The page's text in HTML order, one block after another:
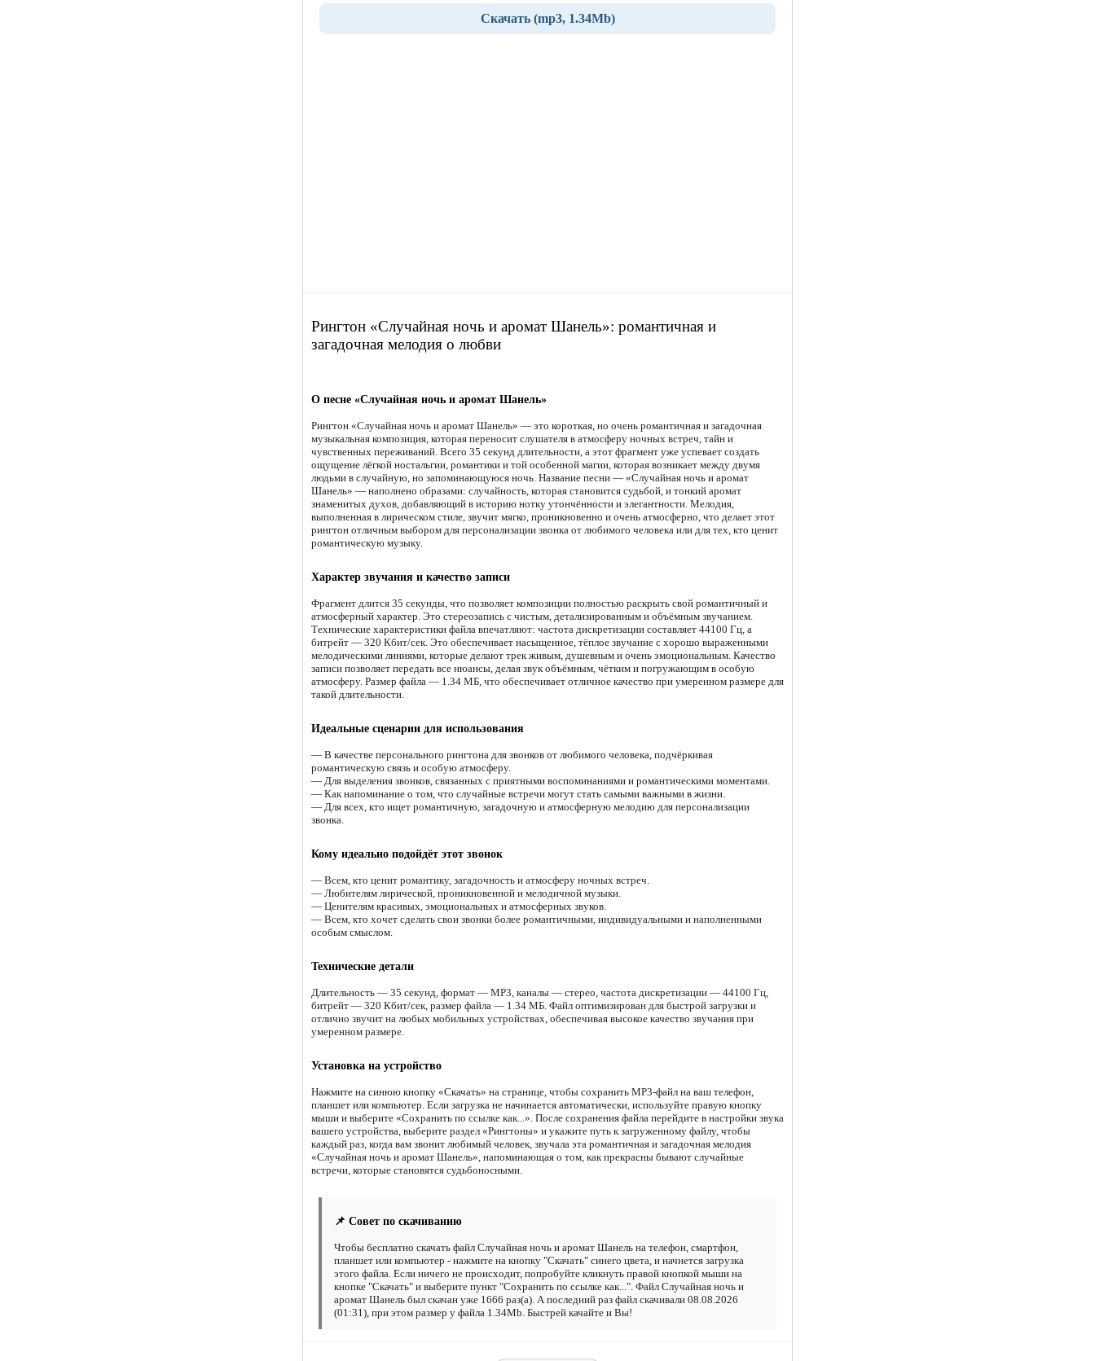
Скачать (mp3, 1.34Mb)
Рингтон «Случайная ночь и аромат Шанель»: романтичная и
загадочная мелодия о любви
О песне «Случайная ночь и аромат Шанель»
Рингтон «Случайная ночь и аромат Шанель» — это короткая, но очень романтичная и загадочная
музыкальная композиция, которая переносит слушателя в атмосферу ночных встреч, тайн и
чувственных переживаний. Всего 35 секунд длительности, а этот фрагмент уже успевает создать
ощущение лёгкой ностальгии, романтики и той особенной магии, которая возникает между двумя
людьми в случайную, но запоминающуюся ночь. Название песни — «Случайная ночь и аромат
Шанель» — наполнено образами: случайность, которая становится судьбой, и тонкий аромат
знаменитых духов, добавляющий в историю нотку утончённости и элегантности. Мелодия,
выполненная в лирическом стиле, звучит мягко, проникновенно и очень атмосферно, что делает этот
рингтон отличным выбором для персонализации звонка от любимого человека или для тех, кто ценит
романтическую музыку.
Характер звучания и качество записи
Фрагмент длится 35 секунды, что позволяет композиции полностью раскрыть свой романтичный и
атмосферный характер. Это стереозапись с чистым, детализированным и объёмным звучанием.
Технические характеристики файла впечатляют: частота дискретизации составляет 44100 Гц, а
битрейт — 320 Кбит/сек. Это обеспечивает насыщенное, тёплое звучание с хорошо выраженными
мелодическими линиями, которые делают трек живым, душевным и очень эмоциональным. Качество
записи позволяет передать все нюансы, делая звук объёмным, чётким и погружающим в особую
атмосферу. Размер файла — 1.34 МБ, что обеспечивает отличное качество при умеренном размере для
такой длительности.
Идеальные сценарии для использования
— В качестве персонального рингтона для звонков от любимого человека, подчёркивая
романтическую связь и особую атмосферу.
— Для выделения звонков, связанных с приятными воспоминаниями и романтическими моментами.
— Как напоминание о том, что случайные встречи могут стать самыми важными в жизни.
— Для всех, кто ищет романтичную, загадочную и атмосферную мелодию для персонализации
звонка.
Кому идеально подойдёт этот звонок
— Всем, кто ценит романтику, загадочность и атмосферу ночных встреч.
— Любителям лирической, проникновенной и мелодичной музыки.
— Ценителям красивых, эмоциональных и атмосферных звуков.
— Всем, кто хочет сделать свои звонки более романтичными, индивидуальными и наполненными
особым смыслом.
Технические детали
Длительность — 35 секунд, формат — MP3, каналы — стерео, частота дискретизации — 44100 Гц,
битрейт — 320 Кбит/сек, размер файла — 1.34 МБ. Файл оптимизирован для быстрой загрузки и
отлично звучит на любых мобильных устройствах, обеспечивая высокое качество звучания при
умеренном размере.
Установка на устройство
Нажмите на синюю кнопку «Скачать» на странице, чтобы сохранить MP3-файл на ваш телефон,
планшет или компьютер. Если загрузка не начинается автоматически, используйте правую кнопку
мыши и выберите «Сохранить по ссылке как...». После сохранения файла перейдите в настройки звука
вашего устройства, выберите раздел «Рингтоны» и укажите путь к загруженному файлу, чтобы
каждый раз, когда вам звонит любимый человек, звучала эта романтичная и загадочная мелодия
«Случайная ночь и аромат Шанель», напоминающая о том, как прекрасны бывают случайные
встречи, которые становятся судьбоносными.
📌 Совет по скачиванию
Чтобы бесплатно скачать файл Случайная ночь и аромат Шанель на телефон, смартфон,
планшет или компьютер - нажмите на кнопку "Скачать" синего цвета, и начнется загрузка
этого файла. Если ничего не происходит, попробуйте кликнуть правой кнопкой мыши на
кнопке "Скачать" и выберите пункт "Сохранить по ссылке как...". Файл Случайная ночь и
аромат Шанель был скачан уже 1666 раз(а). А последний раз файл скачивали 08.08.2026
(01:31), при этом размер у файла 1.34Mb. Быстрей качайте и Вы!